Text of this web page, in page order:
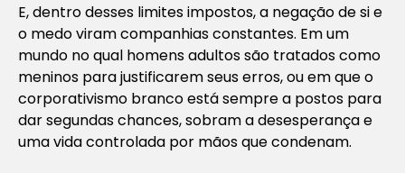
E, dentro desses limites impostos, a negação de si e
o medo viram companhias constantes. Em um
mundo no qual homens adultos são tratados como
meninos para justificarem seus erros, ou em que o
corporativismo branco está sempre a postos para
dar segundas chances, sobram a desesperança e
uma vida controlada por mãos que condenam.